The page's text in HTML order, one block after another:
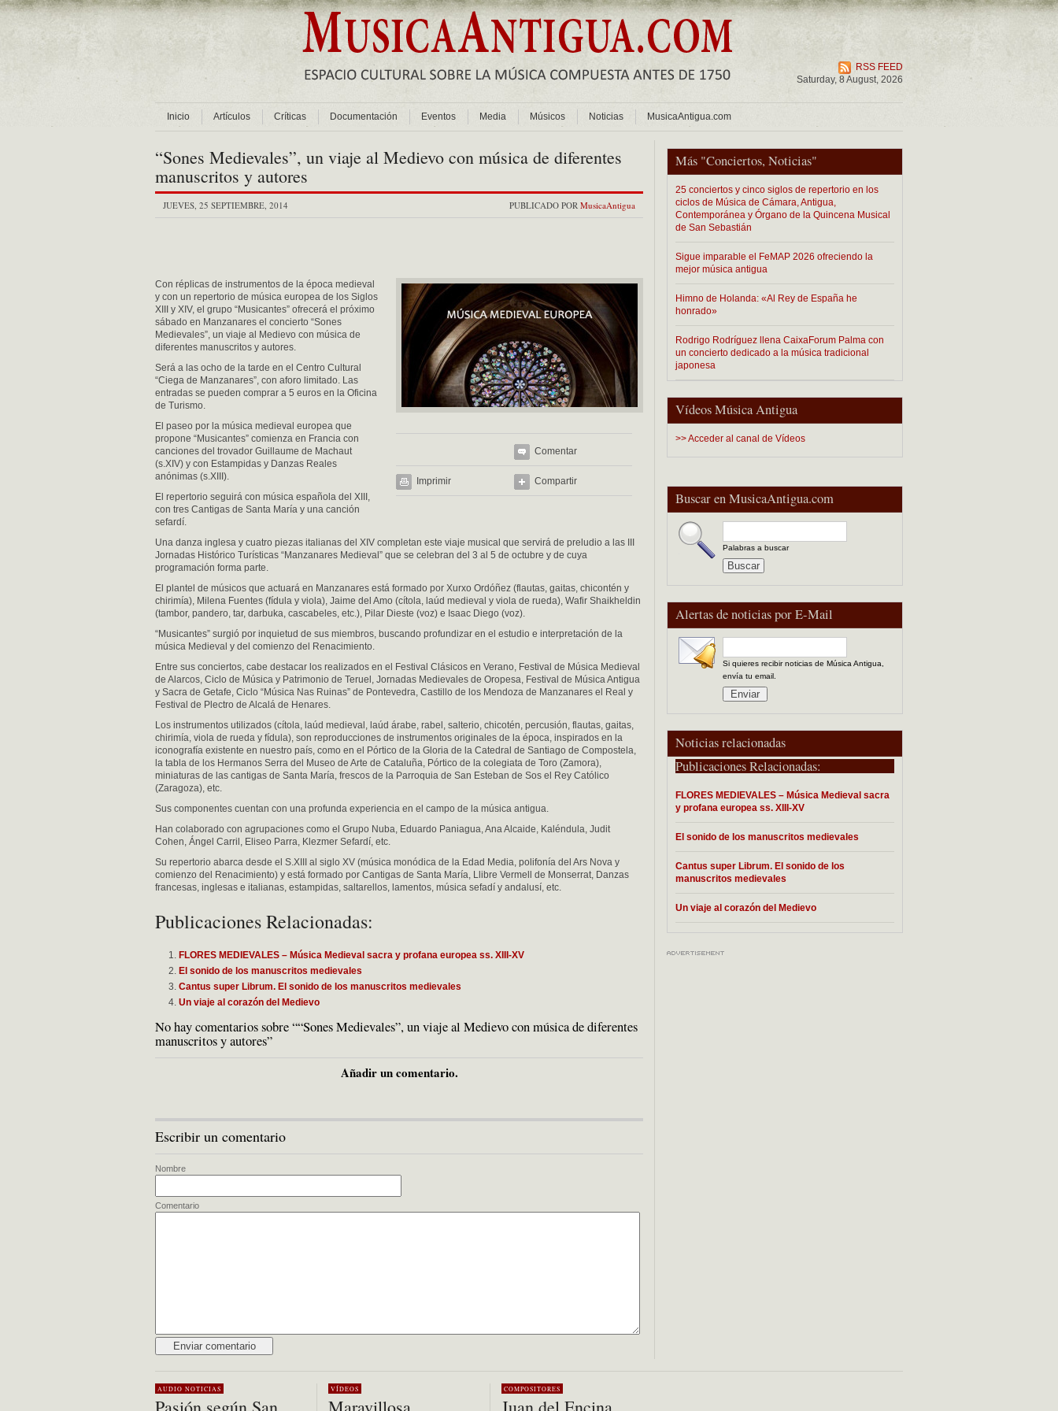
RSS FEED
Saturday, 8 August, 2026
Inicio Artículos Críticas Documentación Eventos Media Músicos Noticias MusicaAntigua.com
Más "Conciertos, Noticias"
25 conciertos y cinco siglos de repertorio en los
ciclos de Música de Cámara, Antigua,
Contemporánea y Órgano de la Quincena Musical
de San Sebastián
Sigue imparable el FeMAP 2026 ofreciendo la
mejor música antigua
Himno de Holanda: «Al Rey de España he
honrado»
Rodrigo Rodríguez llena CaixaForum Palma con
un concierto dedicado a la música tradicional
japonesa
Vídeos Música Antigua
>> Acceder al canal de Vídeos
Buscar en MusicaAntigua.com
Palabras a buscar
Alertas de noticias por E-Mail
Si quieres recibir noticias de Música Antigua,
envía tu email.
Noticias relacionadas
Publicaciones Relacionadas:
FLORES MEDIEVALES – Música Medieval sacra
y profana europea ss. XIII-XV
El sonido de los manuscritos medievales
Cantus super Librum. El sonido de los
manuscritos medievales
Un viaje al corazón del Medievo
“Sones Medievales”, un viaje al Medievo con música de diferentes
manuscritos y autores
PUBLICADO POR MusicaAntigua
JUEVES, 25 SEPTIEMBRE, 2014
Comentar
Imprimir Compartir
Con réplicas de instrumentos de la época medieval
y con un repertorio de música europea de los Siglos
XIII y XIV, el grupo “Musicantes” ofrecerá el próximo
sábado en Manzanares el concierto “Sones
Medievales”, un viaje al Medievo con música de
diferentes manuscritos y autores.
Será a las ocho de la tarde en el Centro Cultural
“Ciega de Manzanares”, con aforo limitado. Las
entradas se pueden comprar a 5 euros en la Oficina
de Turismo.
El paseo por la música medieval europea que
propone “Musicantes” comienza en Francia con
canciones del trovador Guillaume de Machaut
(s.XIV) y con Estampidas y Danzas Reales
anónimas (s.XIII).
El repertorio seguirá con música española del XIII,
con tres Cantigas de Santa María y una canción
sefardí.
Una danza inglesa y cuatro piezas italianas del XIV completan este viaje musical que servirá de preludio a las III
Jornadas Histórico Turísticas “Manzanares Medieval” que se celebran del 3 al 5 de octubre y de cuya
programación forma parte.
El plantel de músicos que actuará en Manzanares está formado por Xurxo Ordóñez (flautas, gaitas, chicontén y
chirimía), Milena Fuentes (fídula y viola), Jaime del Amo (cítola, laúd medieval y viola de rueda), Wafir Shaikheldin
(tambor, pandero, tar, darbuka, cascabeles, etc.), Pilar Dieste (voz) e Isaac Diego (voz).
“Musicantes” surgió por inquietud de sus miembros, buscando profundizar en el estudio e interpretación de la
música Medieval y del comienzo del Renacimiento.
Entre sus conciertos, cabe destacar los realizados en el Festival Clásicos en Verano, Festival de Música Medieval
de Alarcos, Ciclo de Música y Patrimonio de Teruel, Jornadas Medievales de Oropesa, Festival de Música Antigua
y Sacra de Getafe, Ciclo “Música Nas Ruinas” de Pontevedra, Castillo de los Mendoza de Manzanares el Real y
Festival de Plectro de Alcalá de Henares.
Los instrumentos utilizados (cítola, laúd medieval, laúd árabe, rabel, salterio, chicotén, percusión, flautas, gaitas,
chirimía, viola de rueda y fídula), son reproducciones de instrumentos originales de la época, inspirados en la
iconografía existente en nuestro país, como en el Pórtico de la Gloria de la Catedral de Santiago de Compostela,
la tabla de los Hermanos Serra del Museo de Arte de Cataluña, Pórtico de la colegiata de Toro (Zamora),
miniaturas de las cantigas de Santa María, frescos de la Parroquia de San Esteban de Sos el Rey Católico
(Zaragoza), etc.
Sus componentes cuentan con una profunda experiencia en el campo de la música antigua.
Han colaborado con agrupaciones como el Grupo Nuba, Eduardo Paniagua, Ana Alcaide, Kaléndula, Judit
Cohen, Ángel Carril, Eliseo Parra, Klezmer Sefardí, etc.
Su repertorio abarca desde el S.XIII al siglo XV (música monódica de la Edad Media, polifonía del Ars Nova y
comienzo del Renacimiento) y está formado por Cantigas de Santa María, Llibre Vermell de Monserrat, Danzas
francesas, inglesas e italianas, estampidas, saltarellos, lamentos, música sefadí y andalusí, etc.
Publicaciones Relacionadas:
FLORES MEDIEVALES – Música Medieval sacra y profana europea ss. XIII-XV
El sonido de los manuscritos medievales
Cantus super Librum. El sonido de los manuscritos medievales
Un viaje al corazón del Medievo
No hay comentarios sobre ““Sones Medievales”, un viaje al Medievo con música de diferentes
manuscritos y autores”
Añadir un comentario.
Escribir un comentario
Nombre
Comentario
AUDIO NOTICIAS VÍDEOS COMPOSITORES